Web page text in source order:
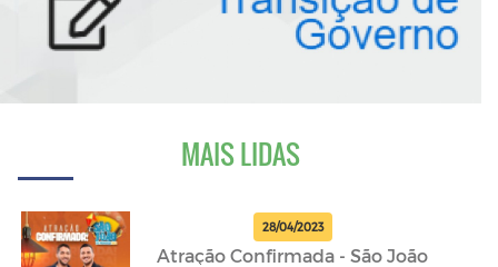
MAIS LIDAS
28/04/2023
Atração Confirmada - São João